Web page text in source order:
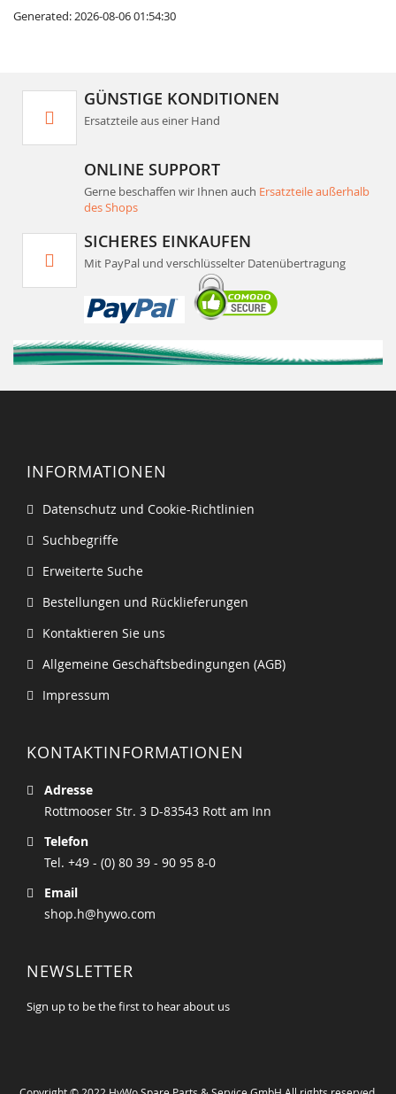
Generated: 2026-08-06 01:54:30
GÜNSTIGE KONDITIONEN
Ersatzteile aus einer Hand
ONLINE SUPPORT
Gerne beschaffen wir Ihnen auch Ersatzteile außerhalb
des Shops
SICHERES EINKAUFEN
Mit PayPal und verschlüsselter Datenübertragung
INFORMATIONEN
Datenschutz und Cookie-Richtlinien
Suchbegriffe
Erweiterte Suche
Bestellungen und Rücklieferungen
Kontaktieren Sie uns
Allgemeine Geschäftsbedingungen (AGB)
Impressum
KONTAKTINFORMATIONEN
Adresse
Rottmooser Str. 3 D-83543 Rott am Inn
Telefon
Tel. +49 - (0) 80 39 - 90 95 8-0
Email
shop.h@hywo.com
NEWSLETTER
Sign up to be the first to hear about us